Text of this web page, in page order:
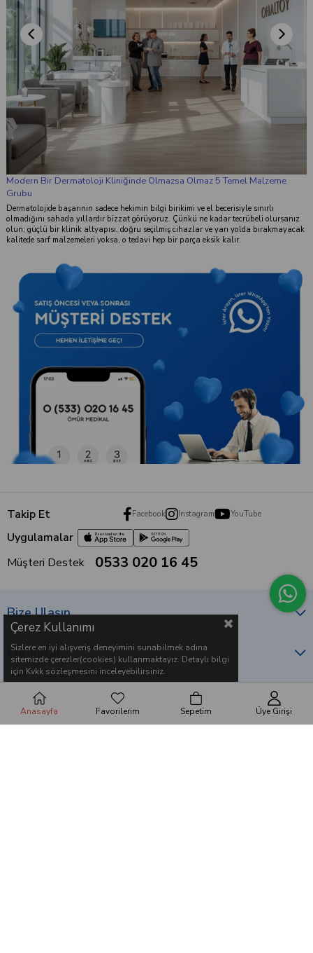
5 Temel Malzeme
ve el becerisiyle sınırlı
ne kadar tecrübeli olursanız
ve yarı yolda bırakmayacak
eksik kalır.
Takip Et Facebook YouTube
Uygulamalar
Müşteri Destek
0533 020 16 45
Bize Ulaşın
Kurumsal
Alışveriş
Abone Ol
© 2010 - 2026 Ömür Medikal. Tüm hakları saklıdır.
Çerez Kullanımı
Sizlere en iyi alışveriş deneyimini sunabilmek adına
sitemizde çerezler(cookies) kullanmaktayız. Detaylı bilgi
için Kvkk sözleşmesini inceleyebilirsiniz.
Anasayfa Favorilerim Sepetim Üye Girişi